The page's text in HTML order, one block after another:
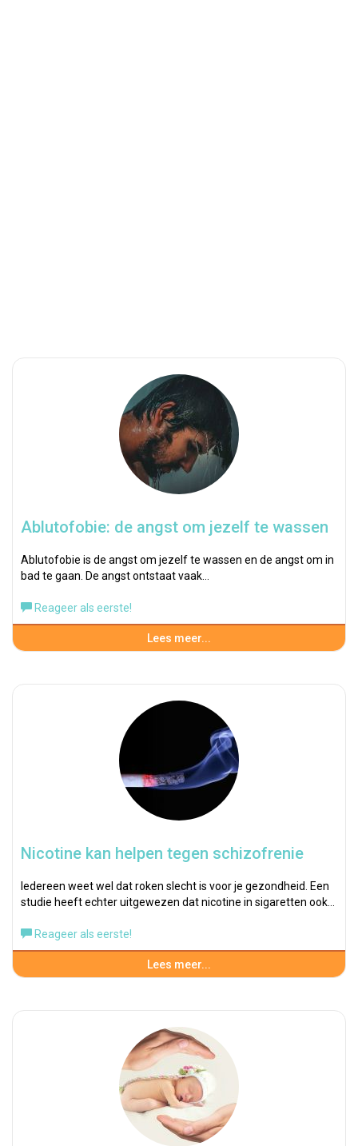
Ablutofobie: de angst om jezelf te wassen
Ablutofobie is de angst om jezelf te wassen en de angst om in
bad te gaan. De angst ontstaat vaak…
Reageer als eerste!
Lees meer...
Nicotine kan helpen tegen schizofrenie
Iedereen weet wel dat roken slecht is voor je gezondheid. Een
studie heeft echter uitgewezen dat nicotine in sigaretten ook…
Reageer als eerste!
Lees meer...